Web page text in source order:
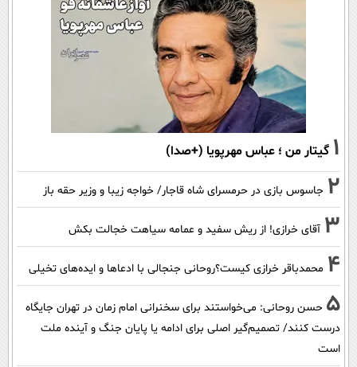
1 گیتار من ؛ عباس مهرپویا (+صدا)
2 جاسوس بازی در حرمسرای شاه قاجار/ خواجه زیبا و وزیر حقه باز
3 آقای خرازی! از ریش سفید و عمامه سیاهت خجالت بکش
4 محمدباقر خرازی کیست؟روحانی جنجالی با ادعاها و ایده‌های تخیلی
5 حسن روحانی: می‌خواستند برای سخنرانی امام زمان در تهران جایگاه
درست کنند/ تصمیم‌گیر اصلی برای ادامه یا پایان جنگ و آینده ملت
است